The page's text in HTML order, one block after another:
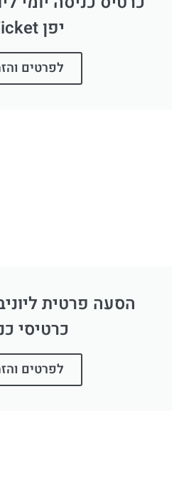
יפן E-Ticket
לפרטים
הסעה פרטית
כרטיסי
לפרטים